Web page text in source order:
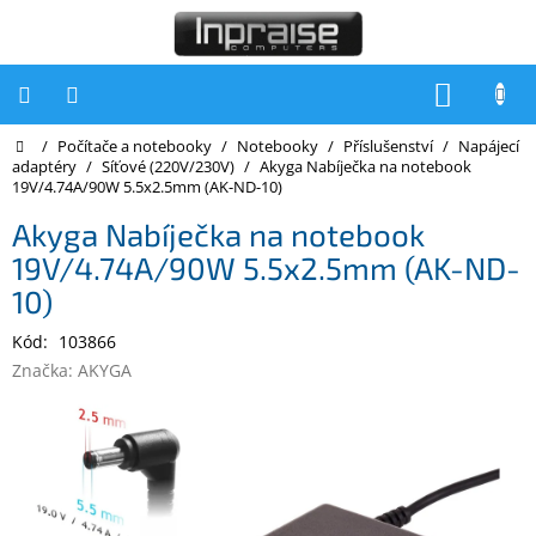
Počítače
Počítače
Notebooky
Tiskárny
Domů
/ Počítače a notebooky / Notebooky / Příslušenství / Napájecí
adaptéry / Síťové (220V/230V) / Akyga Nabíječka na notebook
19V/4.74A/90W 5.5x2.5mm (AK-ND-10)
Akyga Nabíječka na notebook
19V/4.74A/90W 5.5x2.5mm (AK-ND-
10)
Kód: 103866
Značka: AKYGA